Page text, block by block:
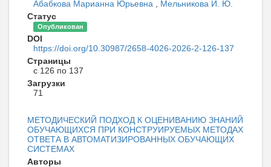
Абабкова Марианна Юрьевна
Мельникова И. Ю.
Статус
Опубликован
DOI
https://doi.org/10.30987/2658-4026-2026-2-126-137
Страницы
с 126 по 137
Загрузки
71
МЕТОДИЧЕСКИЙ ПОДХОД К ОЦЕНИВАНИЮ ЗНАНИЙ
ОБУЧАЮЩИХСЯ ПРИ КОНСТРУИРУЕМЫХ МЕТОДАХ
ОТВЕТА В АВТОМАТИЗИРОВАННЫХ ОБУЧАЮЩИХ
СИСТЕМАХ
Авторы